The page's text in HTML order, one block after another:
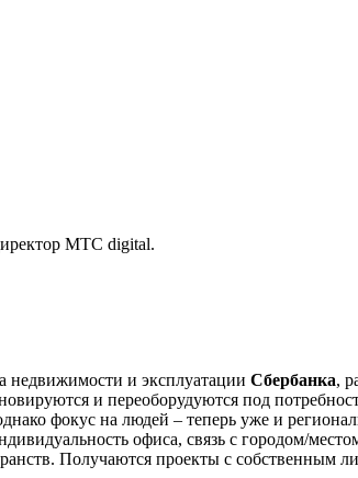
МТС digital.
недвижимости и эксплуатации Сбербанка,
и переоборудуются под
фокус на людей – теперь уже и
офиса, связь с городом/
Получаются проекты с собственным